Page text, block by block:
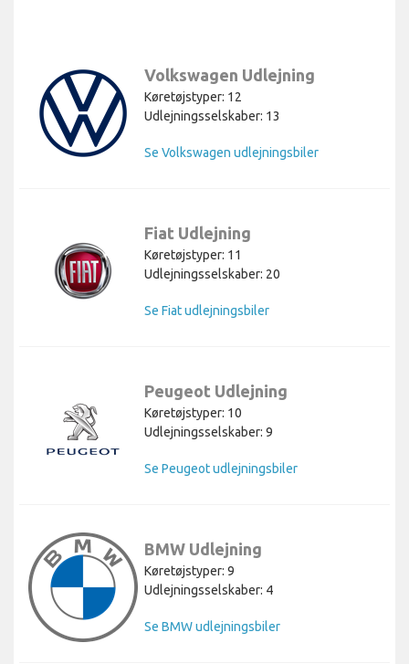
Volkswagen Udlejning
Køretøjstyper: 12
Udlejningsselskaber: 13
Se Volkswagen udlejningsbiler
Fiat Udlejning
Køretøjstyper: 11
Udlejningsselskaber: 20
Se Fiat udlejningsbiler
Peugeot Udlejning
Køretøjstyper: 10
Udlejningsselskaber: 9
Se Peugeot udlejningsbiler
BMW Udlejning
Køretøjstyper: 9
Udlejningsselskaber: 4
Se BMW udlejningsbiler